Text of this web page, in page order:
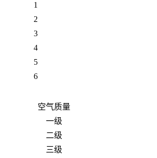
1
2
3
4
5
6
空气质量
一级
二级
三级